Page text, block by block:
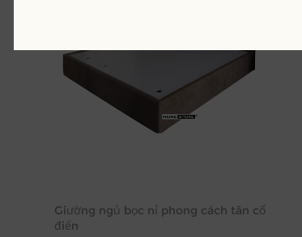
Giường ngủ bọc nỉ phong cách tân cổ
điển